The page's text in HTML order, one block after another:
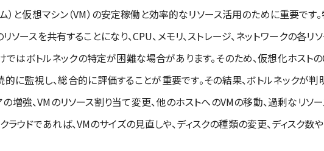
ム）と仮想マシン（VM）の安定稼働と効率的なリソース活用のために重要で
ソースを共有することになり、CPU、メモリ、ストレージ、ネットワークの各
けではボトルネックの特定が困難な場合があります。そのため、仮想化ホスト
的に監視し、総合的に評価することが重要です。その結果、ボトルネックが
の増強、VMのリソース割り当て変更、他のホストへのVMの移動、過剰なリソ
ラウドであれば、VMのサイズの見直しや、ディスクの種類の変更、ディスク数